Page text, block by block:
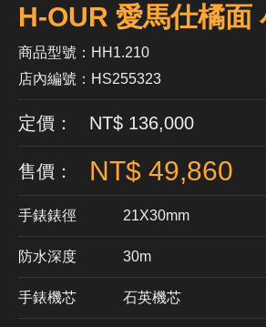
H-OUR 愛馬仕橘面
商品型號：HH1.210
店內編號：HS255323
定價： NT$ 136,000
售價： NT$ 49,860
手錶錶徑 21X30mm
防水深度 30m
手錶機芯 ​石英機芯